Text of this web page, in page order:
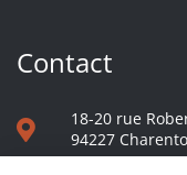
Contact
18-20 rue
94227